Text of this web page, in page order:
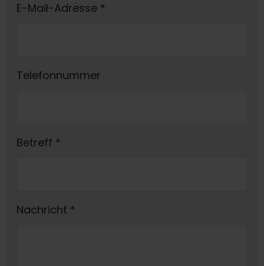
E-Mail-Adresse *
Telefonnummer
Betreff *
Nachricht *